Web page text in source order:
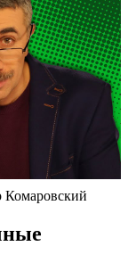
Комаровский